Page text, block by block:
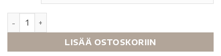
LISÄÄ OSTOSKORIIN